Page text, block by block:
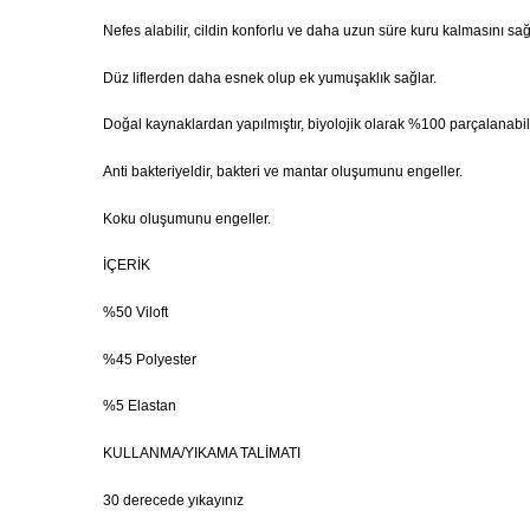
Nefes alabilir, cildin konforlu ve daha uzun süre kuru kalmasını
Düz liflerden daha esnek olup ek yumuşaklık sağlar.
Doğal kaynaklardan yapılmıştır, biyolojik olarak %100
Anti bakteriyeldir, bakteri ve mantar oluşumunu engeller.
Koku oluşumunu engeller.
İÇERİK
%50 Viloft
%45 Polyester
%5 Elastan
KULLANMA/YIKAMA TALİMATI
30 derecede yıkayınız